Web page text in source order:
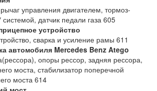
управления двигателем, тормоз-
датчик педали газа 605
устройство
сварка и усиление рамы 611
автомобиля Mercedes Benz Atego
опоры рессор, задняя рессора,
моста, стабилизатор поперечной
моста 614